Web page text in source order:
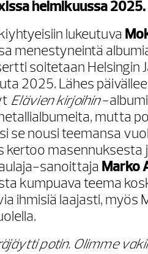
helmikuussa 2025.
lukeutuva
menestyneintä
soitetaan Helsingin
2025. Lähes
Elävien kirjoihin-albumi
mutta
se nousi teemansa
kertoo masennuksesta
sanoittaja Marko
kumpuava teema
ihmisiä laajasti, myös
potin. Olimme